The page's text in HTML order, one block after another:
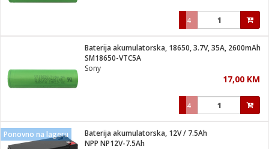
4
Baterija akumulatorska, 18650, 3.7V, 35A, 2600mAh
SM18650-VTC5A
Sony
17,00 KM
4
Ponovno na lageru
Baterija akumulatorska, 12V / 7.5Ah
NPP NP12V-7.5Ah